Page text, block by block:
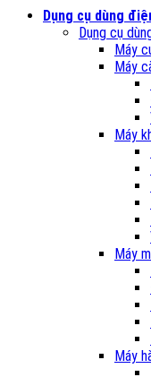
Dụng cụ dùng
Dụng cụ
Máy
Máy
Máy
Máy
Máy